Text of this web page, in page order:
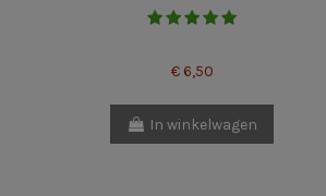
€ 6,50
In winkelwagen